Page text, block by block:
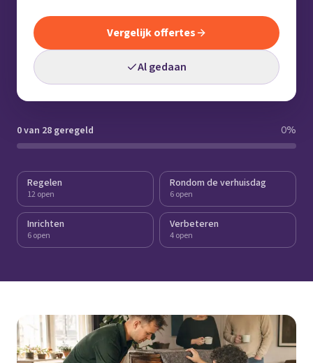
Vergelijk offertes
Al gedaan
0 van 28 geregeld 0%
Regelen
12 open
Rondom de verhuisdag
6 open
Inrichten
6 open
Verbeteren
4 open